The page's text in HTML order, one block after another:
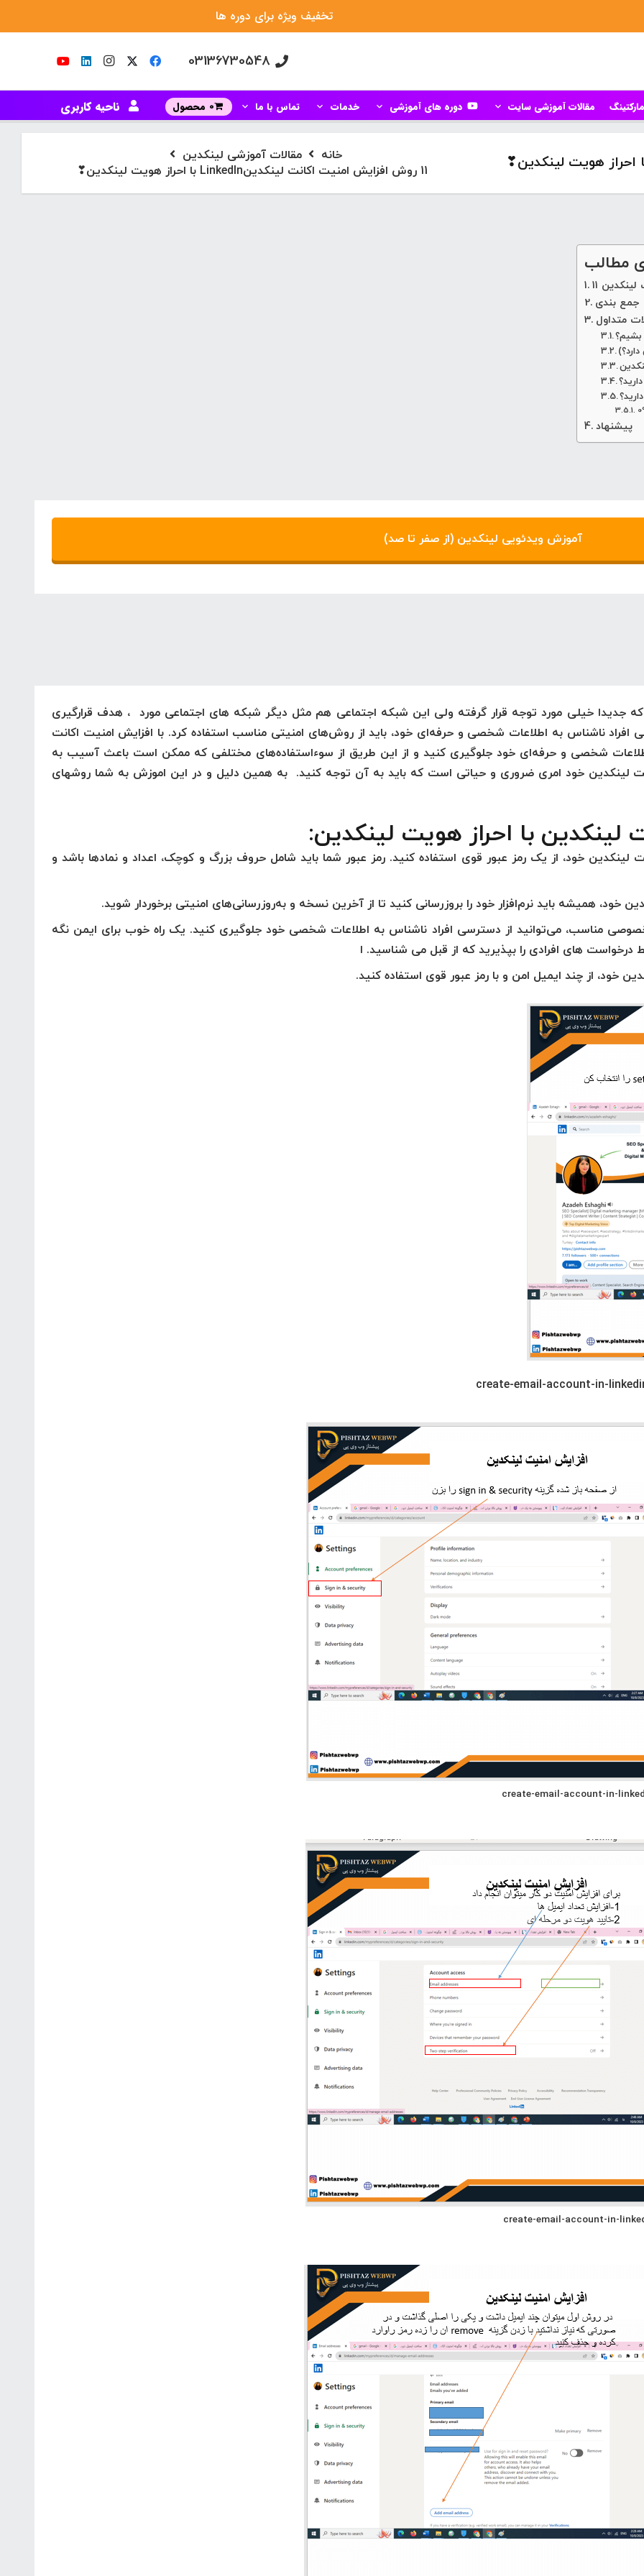
تخفیف ویژه برای دوره ها
03136730548
مقالات آموزشی سایت دوره های آموزشی خدمات تماس با ما 0 محصول ناحیه کاربری
خانه
مقالات آموزشی لینکدین
11 روش افزایش امنیت اکانت لینکدینLinkedIn با احراز هویت لینکدین❣
مطالب
جمع بندی
متداول
بشیم؟
پیشنهاد
آموزش ویدئویی لینکدین (از صفر تا صد)
جدیدا خیلی مورد توجه قرار گرفته ولی این شبکه اجتماعی هم مثل دیگر شبکه های اجتماعی مورد ، هدف قرارگیری
افراد ناشناس به اطلاعات شخصی و حرفه‌ای خود، باید از روش‌های امنیتی مناسب استفاده کرد. با افزایش امنیت اکانت
اطلاعات شخصی و حرفه‌ای خود جلوگیری کنید و از این طریق از سوءاستفاده‌های مختلفی که ممکن است باعث آسیب به
لینکدین خود امری ضروری و حیاتی است که باید به آن توجه کنید. به همین دلیل و در این اموزش به شما روشهای
لینکدین خود، از یک رمز عبور قوی استفاده کنید. رمز عبور شما باید شامل حروف بزرگ و کوچک، اعداد و نمادها باشد و
خود، همیشه باید نرم‌افزار خود را بروزرسانی کنید تا از آخرین نسخه و به‌روزرسانی‌های امنیتی برخوردار شوید.
مناسب، می‌توانید از دسترسی افراد ناشناس به اطلاعات شخصی خود جلوگیری کنید. یک راه خوب برای ایمن نگه
های افرادی را بپذیرید که از قبل می شناسید. ا
خود، از چند ایمیل امن و با رمز عبور قوی استفاده کنید.
create-email-account-in-
create-email-account-in-
create-email-account-in-